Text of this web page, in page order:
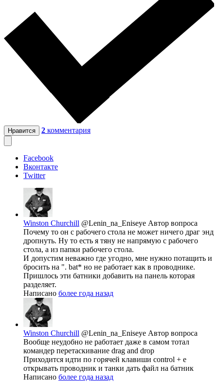
Нравится 2 комментария
Facebook
Вконтакте
Twitter
Winston Churchill @Lenin_na_Eniseye Автор вопроса
Почему то он с рабочего стола не может ничего драг энд
дропнуть. Ну то есть я тяну не напрямую с рабочего
стола, а из папки рабочего стола.
И допустим неважно где угодно, мне нужно потащить и
бросить на ". bat* но не работает как в проводнике.
Пришлось эти батники добавить на панель которая
разделяет.
Написано более года назад
Winston Churchill @Lenin_na_Eniseye Автор вопроса
Вообще неудобно не работает даже в самом тотал
командер перетаскивание drag and drop
Приходится идти по горячей клавиши control + e
открывать проводник и танки дать файл на батник
Написано более года назад